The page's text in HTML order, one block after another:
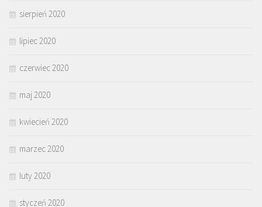
sierpień 2020
lipiec 2020
czerwiec 2020
maj 2020
kwiecień 2020
marzec 2020
luty 2020
styczeń 2020